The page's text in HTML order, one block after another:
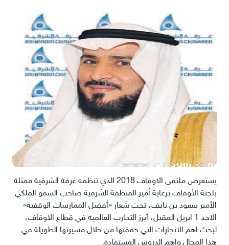
يستعرض ملتقى الاوقاف 2018 الذي تنظمه غرفة الشرقية ممثلة
بلجنة الأوقاف برعاية أمير المنطقة الشرقية صاحب السمو الملكي
الأمير سعود بن نايف، تحت شعار «أفضل الممارسات الوقفية»
الاحد 1 ابريل المقبل، أبرز التجارب العالمية في قطاع الاوقاف،
لبحث اهم الانجازات التي حققتها من خلال مسيرتها الطويلة في
هذا المجال واهم الدروس المستفادة.